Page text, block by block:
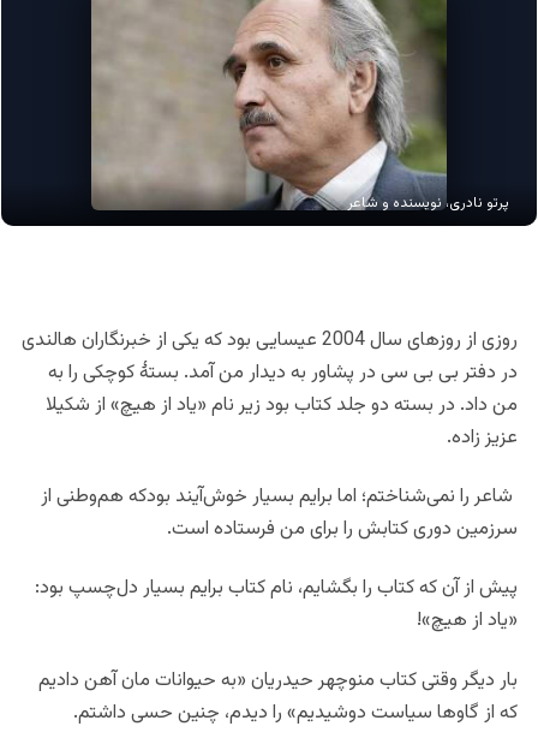
پرتو نادری، نویسنده و شاعر
روزی از روزهای سال 2004 عیسایی بود که یکی از خبرنگاران هالندی
در دفتر بی بی سی در پشاور به دیدار من آمد. بستۀ کوچکی را به
من داد. در بسته دو جلد کتاب بود زیر نام «یاد از هیچ» از شکیلا
عزیز زاده.
شاعر را نمی‌شناختم؛ اما برایم بسیار خوش‌آیند بودکه هم‌وطنی از
سرزمین‌ دوری کتابش را برای من فرستاده است.
پیش از آن که کتاب را بگشایم، نام کتاب برایم بسیار دل‌چسپ بود:
«یاد از هیچ»!
بار دیگر وقتی کتاب منوچهر حیدریان «به حیوانات مان آهن دادیم
که از گاو‌ها سیاست دوشیدیم» را دیدم، چنین حسی داشتم.